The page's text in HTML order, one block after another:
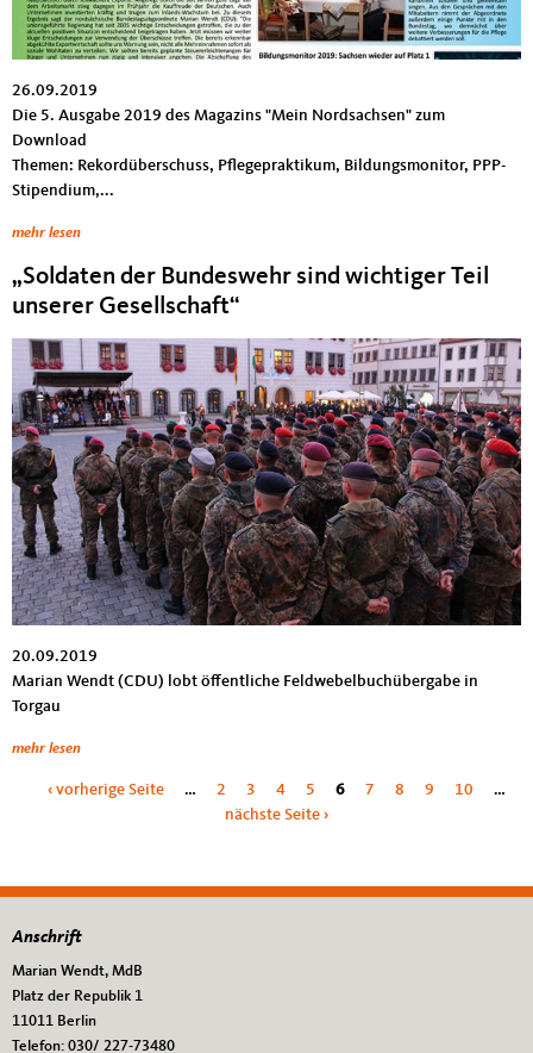
26.09.2019
Die 5. Ausgabe 2019 des Magazins "Mein Nordsachsen" zum
Download
Themen: Rekordüberschuss, Pflegepraktikum, Bildungsmonitor, PPP-
Stipendium,...
mehr lesen
„Soldaten der Bundeswehr sind wichtiger Teil
unserer Gesellschaft“
20.09.2019
Marian Wendt (CDU) lobt öffentliche Feldwebelbuchübergabe in
Torgau
mehr lesen
Seiten‹ vorherige Seite … 2 3 4 5 6 7 8 9 10
…
nächste Seite ›
Fußbereich
Anschrift
Marian Wendt, MdB
Platz der Republik 1
11011 Berlin
Telefon: 030/ 227-73480